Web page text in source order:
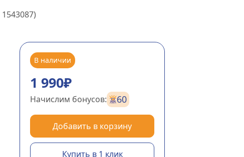
1543087)
1 990₽
В наличии
Начислим бонусов: 60
Добавить в корзину
Купить в 1 клик